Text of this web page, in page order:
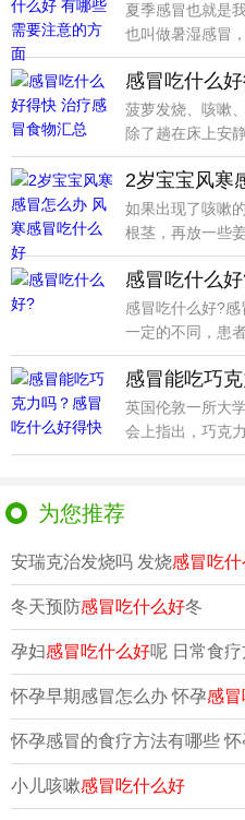
夏季感冒也就是
也叫做暑湿感冒
比较大有直接
感冒吃什么
菠萝发烧、咳嗽
除了趟在床上安
萝汁，它有降
如果出现了咳嗽
根茎，再放一些
到一定的驱寒
感冒吃什么
感冒吃什么好?
一定的不同，患
会影响到日
感冒能吃巧
英国伦敦一所大
会上指出，巧克
为“免疫球蛋
为您推荐
安瑞克治发烧吗 发烧感冒吃
冬天预防感冒吃什么好冬
孕妇感冒吃什么好呢 日常食
怀孕早期感冒怎么办 怀孕感
怀孕感冒的食疗方法有哪些 怀
小儿咳嗽感冒吃什么好